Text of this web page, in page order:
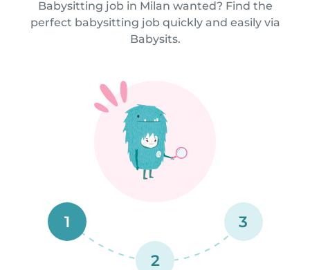
Babysitting job in Milan wanted? Find the
perfect babysitting job quickly and easily via
Babysits.
1
2
3